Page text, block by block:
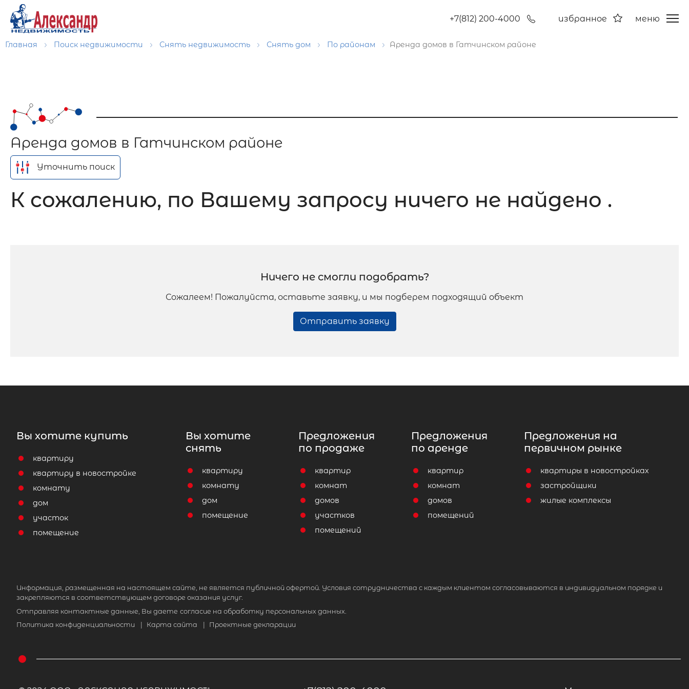
+7(812) 200-4000 избранное меню
Главная Поиск недвижимости Снять недвижимость Снять дом По районам Аренда домов в Гатчинском районе
Аренда домов в Гатчинском районе
Уточнить поиск
К сожалению, по Вашему запросу ничего не найдено .
Ничего не смогли подобрать?
Сожалеем! Пожалуйста, оставьте заявку, и мы подберем подходящий объект
Отправить заявку
Вы хотите купить
квартиру
квартиру в новостройке
комнату
дом
участок
помещение
Вы хотите
снять
квартиру
комнату
дом
помещение
Предложения
по продаже
квартир
комнат
домов
участков
помещений
Предложения
по аренде
квартир
комнат
домов
помещений
Предложения на
первичном рынке
квартиры в новостройках
застройщики
жилые комплексы
Информация, размещенная на настоящем сайте, не является публичной офертой. Условия сотрудничества с каждым клиентом согласовываются в индивидуальном порядке и
закрепляются в соответствующем договоре оказания услуг.
Отправляя контактные данные, Вы даете согласие на обработку персональных данных.
Политика конфиденциальности
Карта сайта Проектные декларации